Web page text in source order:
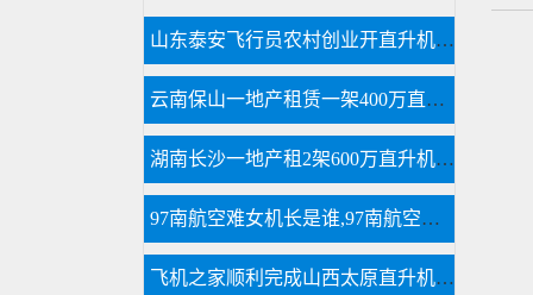
山东泰安飞行员农村创业开直升机拍600亩樱桃园
云南保山一地产租赁一架400万直升机空中看房
湖南长沙一地产租2架600万直升机空中看房
97南航空难女机长是谁,97南航空难黑匣子录音
飞机之家顺利完成山西太原直升机航测作业